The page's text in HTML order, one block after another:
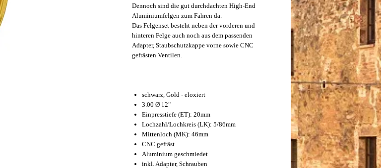
Dennoch sind die gut durchdachten High-End
Aluminiumfelgen zum Fahren da.
Das Felgenset besteht neben der vorderen und
hinteren Felge auch noch aus dem passenden
Adapter, Staubschutzkappe vorne sowie CNC
gefrästen Ventilen.
schwarz, Gold - eloxiert
3.00 Ø 12"
Einpresstiefe (ET): 20mm
Lochzahl/Lochkreis (LK): 5/86mm
Mittenloch (MK): 46mm
CNC gefräst
Aluminium geschmiedet
inkl. Adapter, Schrauben